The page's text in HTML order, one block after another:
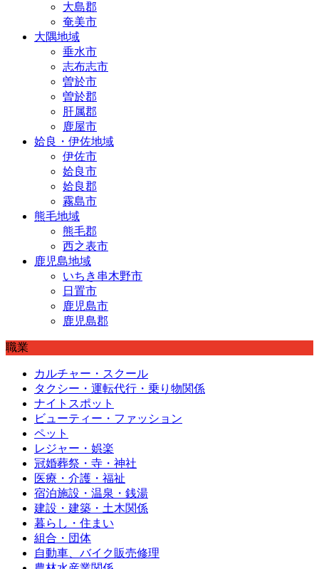
大島郡
奄美市
大隅地域
垂水市
志布志市
曽於市
曽於郡
肝属郡
鹿屋市
姶良・伊佐地域
伊佐市
姶良市
姶良郡
霧島市
熊毛地域
熊毛郡
西之表市
鹿児島地域
いちき串木野市
日置市
鹿児島市
鹿児島郡
職業
カルチャー・スクール
タクシー・運転代行・乗り物関係
ナイトスポット
ビューティー・ファッション
ペット
レジャー・娯楽
冠婚葬祭・寺・神社
医療・介護・福祉
宿泊施設・温泉・銭湯
建設・建築・土木関係
暮らし・住まい
組合・団体
自動車、バイク販売修理